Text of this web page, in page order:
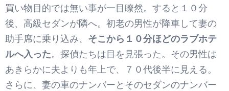
買い物目的では無い事が一目瞭然。すると１０分
後、高級セダンが隣へ。初老の男性が降車して妻の
助手席に乗り込み、 そこから１０分ほどのラブホテ
ルへ入った。探偵たちは目を見張った。その男性は
あきらかに夫よりも年上で、７０代後半に見える。
さらに、妻の車のナンバーとそのセダンのナンバー